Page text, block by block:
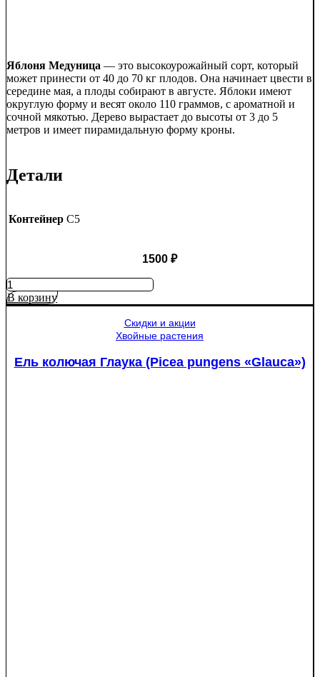
Яблоня Медуница — это высокоурожайный сорт, который
может принести от 40 до 70 кг плодов. Она начинает цвести в
середине мая, а плоды собирают в августе. Яблоки имеют
округлую форму и весят около 110 граммов, с ароматной и
сочной мякотью. Дерево вырастает до высоты от 3 до 5
метров и имеет пирамидальную форму кроны.
Детали
Контейнер C5
1500 ₽
Количество
товара
Яблоня
В корзину
Скидки и акции
Хвойные растения
Ель колючая Глаука (Picea pungens «Glauca»)